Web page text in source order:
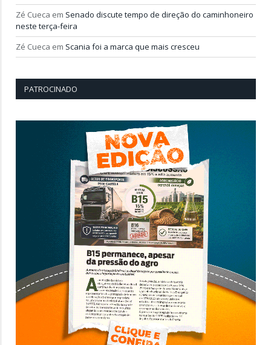
Zé Cueca em Senado discute tempo de direção do caminhoneiro
neste terça-feira
Zé Cueca em Scania foi a marca que mais cresceu
PATROCINADO